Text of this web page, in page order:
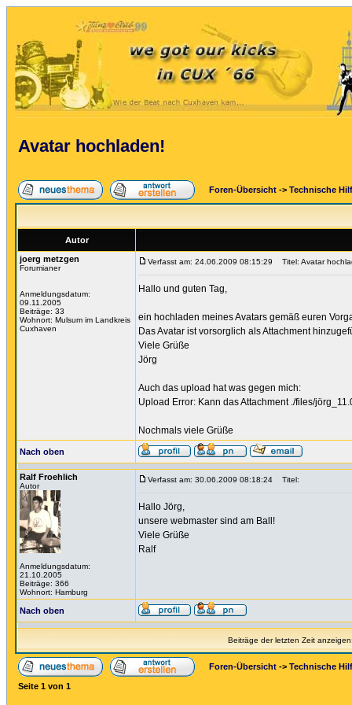
Avatar hochladen!
Foren-Übersicht -> Technische
Autor
joerg metzgen
Forumianer
Anmeldungsdatum:
09.11.2005
Beiträge: 33
Wohnort: Mulsum im Landkreis
Cuxhaven
Verfasst am: 24.06.2009 08:15:29 Titel: Avatar
Hallo und guten Tag,
ein hochladen meines Avatars gemäß euren
Das Avatar ist vorsorglich als Attachment
Viele Grüße
Jörg
Auch das upload hat was gegen mich:
Upload Error: Kann das Attachment ./files/
Nochmals viele Grüße
Nach oben
Ralf Froehlich
Autor
Anmeldungsdatum:
21.10.2005
Beiträge: 366
Wohnort: Hamburg
Verfasst am: 30.06.2009 08:18:24 Titel:
Hallo Jörg,
unsere webmaster sind am Ball!
Viele Grüße
Ralf
Nach oben
Beiträge der letzten Zeit
Foren-Übersicht -> Technische
Seite 1 von 1